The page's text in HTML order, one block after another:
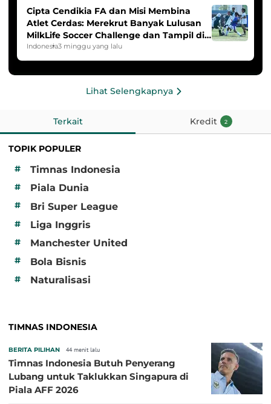
Cipta Cendikia FA dan Misi Membina
Atlet Cerdas: Merekrut Banyak Lulusan
MilkLife Soccer Challenge dan Tampil di
HYDROPLUS Soccer League
Indonesia3 minggu yang lalu
Lihat Selengkapnya
Terkait Kredit 2
TOPIK POPULER
#
Timnas Indonesia
# Piala Dunia
# Bri Super League
# Liga Inggris
# Manchester United
# Bola Bisnis
# Naturalisasi
TIMNAS INDONESIA
BERITA PILIHAN 44 menit lalu
Timnas Indonesia Butuh Penyerang
Lubang untuk Taklukkan Singapura di
Piala AFF 2026